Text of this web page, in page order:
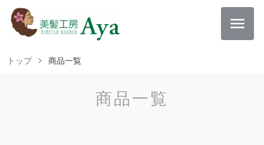
トップ 商品一覧
商品一覧